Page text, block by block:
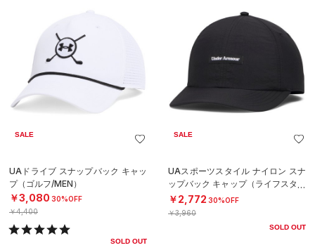
SALE
UAドライブ スナップバック キャッ
プ（ゴルフ/MEN）
￥3,080 30%OFF
￥4,400
SOLD OUT
SALE
UAスポーツスタイル ナイロン スナ
ップバック キャップ（ライフスタイ
ル/MEN）
￥2,772 30%OFF
￥3,960
SOLD OUT